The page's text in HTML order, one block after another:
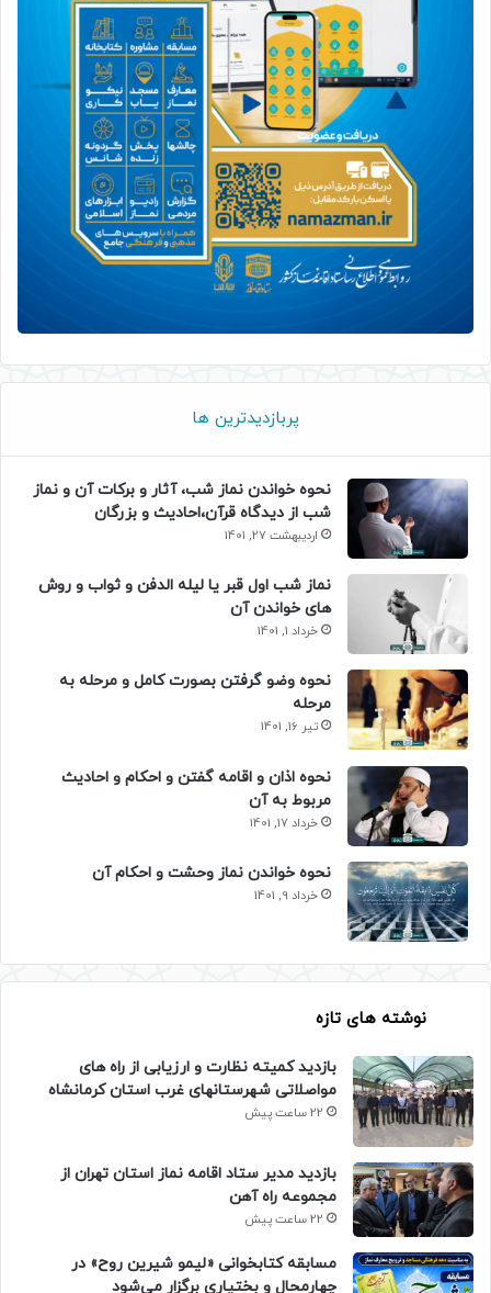
پربازدیدترین ها
نحوه خواندن نماز شب، آثار و برکات آن و نماز
شب از دیدگاه قرآن،احادیث و بزرگان
اردیبهشت 27, 1401
نماز شب اول قبر یا لیله الدفن و ثواب و روش
های خواندن آن
خرداد 1, 1401
نحوه وضو گرفتن بصورت کامل و مرحله به
مرحله
تیر 16, 1401
نحوه اذان و اقامه گفتن و احکام و احادیث
مربوط به آن
خرداد 17, 1401
نحوه خواندن نماز وحشت و احکام آن
خرداد 9, 1401
نوشته های تازه
بازدید کمیته نظارت و ارزیابی از راه های
مواصلاتی شهرستانهای غرب استان کرمانشاه
22 ساعت پیش
بازدید مدیر ستاد اقامه نماز استان تهران از
مجموعه راه آهن
22 ساعت پیش
مسابقه کتابخوانی «لیمو شیرین روح» در
چهارمحال و بختیاری برگزار می‌شود